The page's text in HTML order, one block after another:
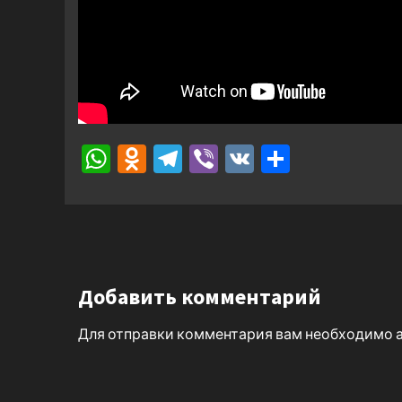
WhatsApp
Odnoklassniki
Telegram
Viber
VK
Добавить комментарий
Для отправки комментария вам необходимо